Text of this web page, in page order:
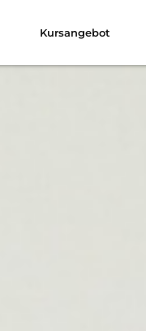
Kursangebot